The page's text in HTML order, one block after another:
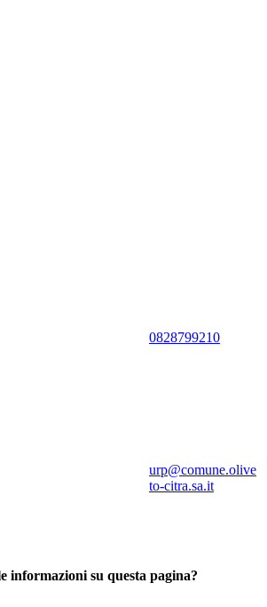
0828799210
urp@comune.olive
to-citra.sa.it
informazioni su questa pagina?